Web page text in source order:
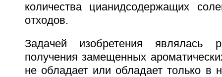
количества цианидсодержащих
отходов.
Задачей изобретения являлась
получения замещенных
не обладает или обладает только в